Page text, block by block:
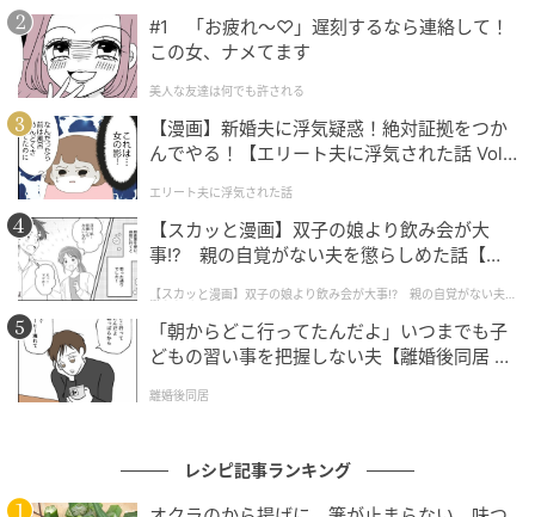
コロッとした形は食べやすく子どもウケも抜群！
材料
（4本分）
プチトマト（へたを取る）……8個
うずらの卵の水煮……8個
〈仕上げ〉
塩またはマヨネーズ
#1 「お疲れ〜♡」遅刻するなら連絡して！
この女、ナメてます
美人な友達は何でも許される
【漫画】新婚夫に浮気疑惑！絶対証拠をつか
んでやる！【エリート夫に浮気された話 Vol.
エリート夫に浮気された話
【スカッと漫画】双子の娘より飲み会が大
事!? 親の自覚がない夫を懲らしめた話【第1
【スカッと漫画】双子の娘より飲み会が大事!? 親の自覚がない夫を
懲らしめた話
「朝からどこ行ってたんだよ」いつまでも子
どもの習い事を把握しない夫【離婚後同居 Vo
離婚後同居
レシピ記事ランキング